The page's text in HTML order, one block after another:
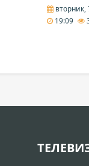
вторник,
19:09